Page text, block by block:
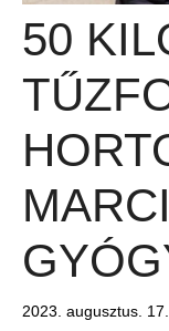
50
MARCI
2023. augusztus. 17.